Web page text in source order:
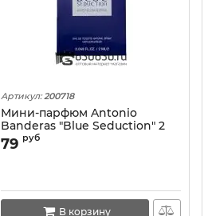
Артикул: 200718
Мини-парфюм Antonio
Banderas "Blue Seduction" 2
ml
79 руб
В корзину